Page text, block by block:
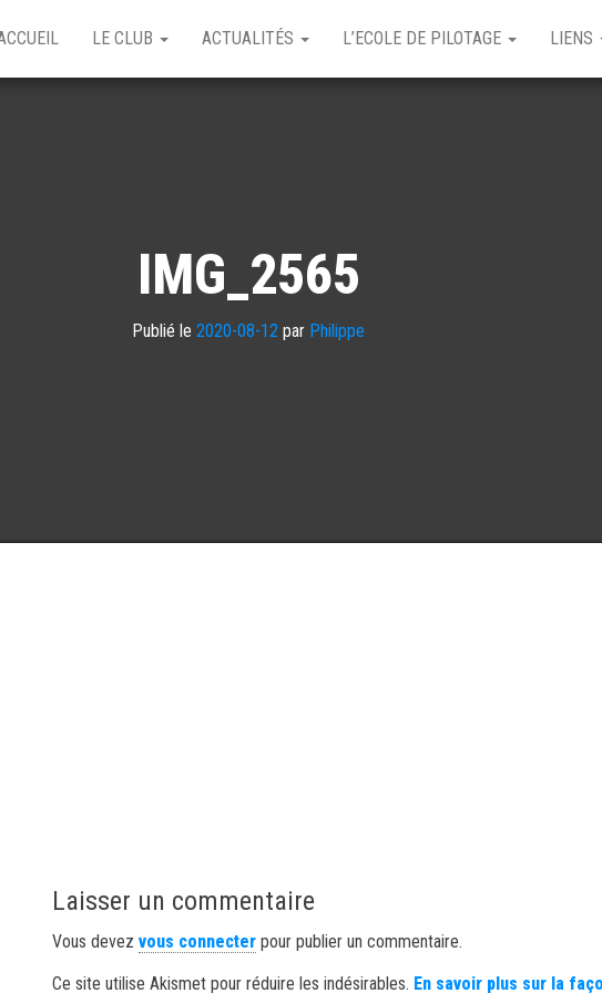
LE CLUB ACTUALITÉS L’ECOLE DE PILOTAGE LIENS
IMG_2565
Publié le 2020-08-12 par Philippe
Laisser un commentaire
Vous devezvous connecter pour publier un commentaire.
Ce site utilise Akismet pour réduire les indésirables. En savoir plus sur la